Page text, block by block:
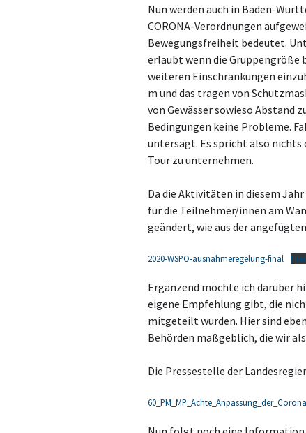
Nun werden auch in Baden-
CORONA-Verordnungen
Bewegungsfreiheit bedeutet.
erlaubt wenn die Gruppengröße
weiteren Einschränkungen
m und das tragen von
von Gewässer sowieso Abstand
Bedingungen keine Probleme.
untersagt. Es spricht also nichts
Tour zu unternehmen.
Da die Aktivitäten in diesem
für die Teilnehmer/innen am
geändert, wie aus der
2020-WSPO-ausnahmeregelung-final
Ergänzend möchte ich darüber
eigene Empfehlung gibt, die
mitgeteilt wurden. Hier sind
Behörden maßgeblich, die wir
Die Pressestelle der